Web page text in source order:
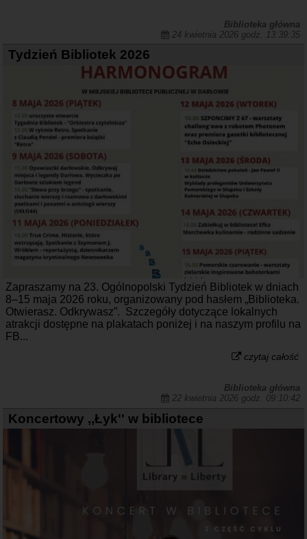
Biblioteka główna
24 kwietnia 2026 godz. 13:39:35
Tydzień Bibliotek 2026
Zapraszamy na 23. Ogólnopolski Tydzień Bibliotek w dniach
8–15 maja 2026 roku, organizowany pod hasłem „Biblioteka.
Otwierasz. Odkrywasz”. Szczegóły dotyczące lokalnych
atrakcji dostępne na plakatach poniżej i na naszym profilu na
FB...
czytaj całość
Biblioteka główna
22 kwietnia 2026 godz. 09:10:42
Koncertowy ,,Łyk'' w bibliotece